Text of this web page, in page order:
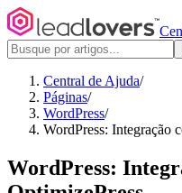
Central de Ajuda/
Páginas/
WordPress/
WordPress: Integração
WordPress: